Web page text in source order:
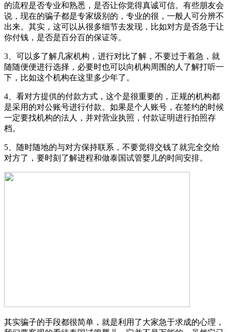
的流程是否专业和熟悉，是否让你觉得真诚可信。有些朋友会
说，现在的骗子都是专家级别的，专业的很，一般人可分辨不
出来。其实，这可以从很多细节去发现，比如对方是否急于让
你付钱，是否是百分百的保证等。
3、可以多了解几家机构，进行对比了解，不要过于着急，就
随随便便进行选择，必要时也可以向机构周围的人了解打听一
下，比如这个机构在这里多少年了。
4、看对方提供的付款方式，这个是很重要的，正规的机构都
是采用的对公账号进行付款。如果是个人账号，在签约的时候
一定要找机构的法人，并对营业执照，付款证明进行拍照存
档。
5、随时随地的与对方保持联系，不要觉得交钱了就完全交给
对方了，要时刻了解进程和做泰国试管婴儿的时间安排。
其实骗子的手段都很简单，就是利用了大家急于求成的心理，